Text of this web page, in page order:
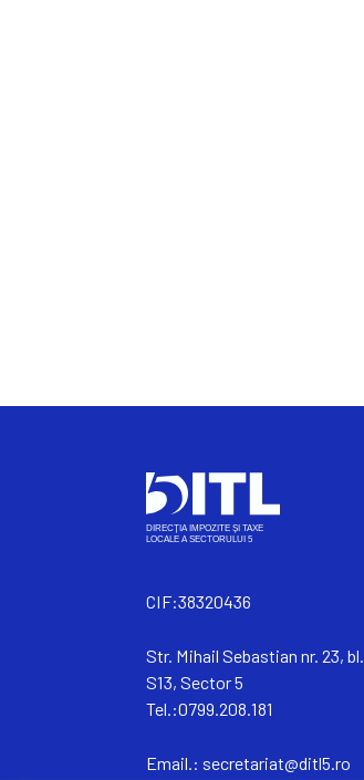
CIF:38320436
Str. Mihail Sebastian nr. 23, bl.
S13, Sector 5
Tel.:0799.208.181
Email.: secretariat@ditl5.ro